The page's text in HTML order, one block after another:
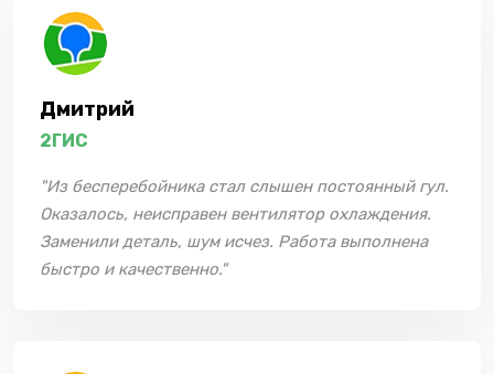
Дмитрий
2ГИС
"Из бесперебойника стал слышен постоянный гул.
Оказалось, неисправен вентилятор охлаждения.
Заменили деталь, шум исчез. Работа выполнена
быстро и качественно."